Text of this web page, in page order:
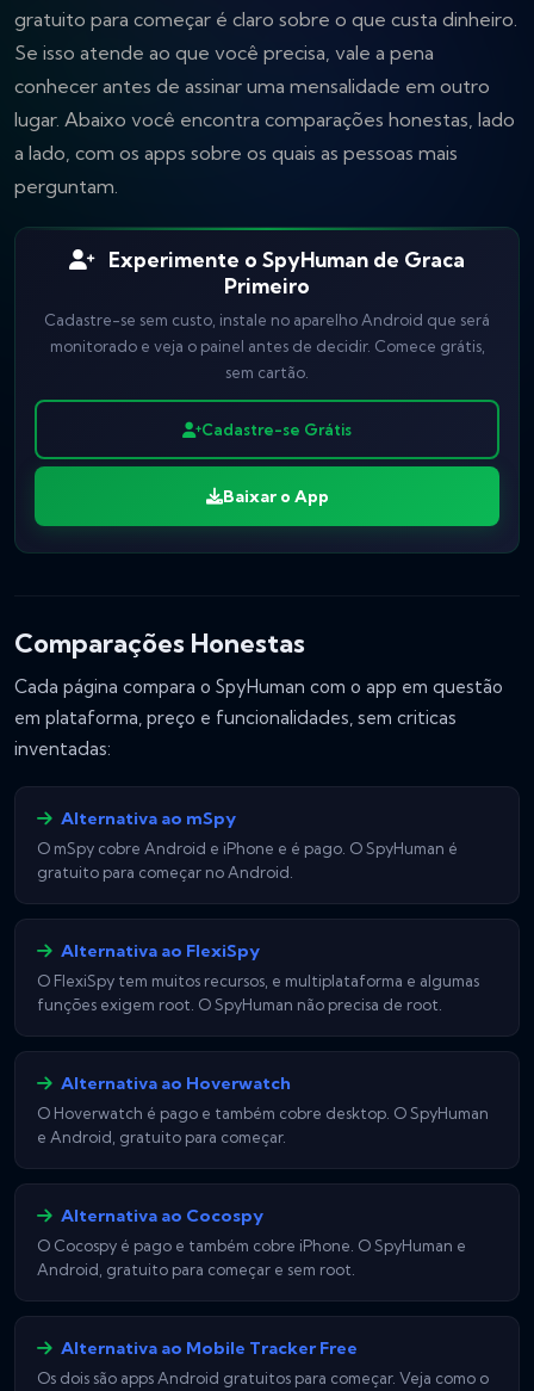
gratuito para começar é claro sobre o que custa dinheiro.
Se isso atende ao que você precisa, vale a pena
conhecer antes de assinar uma mensalidade em outro
lugar. Abaixo você encontra comparações honestas, lado
a lado, com os apps sobre os quais as pessoas mais
perguntam.
Experimente o SpyHuman de Graca
Primeiro
Cadastre-se sem custo, instale no aparelho Android que será
monitorado e veja o painel antes de decidir. Comece grátis,
sem cartão.
Cadastre-se Grátis
Baixar o App
Comparações Honestas
Cada página compara o SpyHuman com o app em questão
em plataforma, preço e funcionalidades, sem criticas
inventadas:
Alternativa ao mSpy
O mSpy cobre Android e iPhone e é pago. O SpyHuman é
gratuito para começar no Android.
Alternativa ao FlexiSpy
O FlexiSpy tem muitos recursos, e multiplataforma e algumas
funções exigem root. O SpyHuman não precisa de root.
Alternativa ao Hoverwatch
O Hoverwatch é pago e também cobre desktop. O SpyHuman
e Android, gratuito para começar.
Alternativa ao Cocospy
O Cocospy é pago e também cobre iPhone. O SpyHuman e
Android, gratuito para começar e sem root.
Alternativa ao Mobile Tracker Free
Os dois são apps Android gratuitos para começar. Veja como o